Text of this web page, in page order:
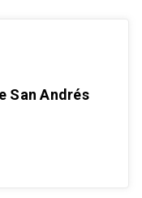
San Andrés